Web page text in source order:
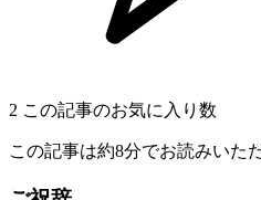
2 この記事のお気に入り数
この記事は約8分でお読みいた